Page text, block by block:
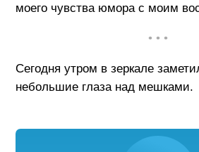
моего чувства юмора с моим
• • •
Сегодня утром в зеркале
небольшие глаза над мешками.